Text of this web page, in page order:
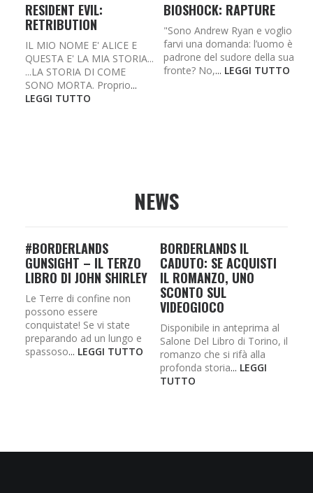
RESIDENT EVIL:
RETRIBUTION
IL MIO NOME E' ALICE E
QUESTA E' LA MIA STORIA...
...LA STORIA DI COME
SONO MORTA. Proprio...
LEGGI TUTTO
BIOSHOCK: RAPTURE
"Sono Andrew Ryan e voglio
farvi una domanda: l’uomo è
padrone del sudore della sua
fronte? No,... LEGGI TUTTO
NEWS
#BORDERLANDS
GUNSIGHT – IL TERZO
LIBRO DI JOHN SHIRLEY
Le Terre di confine non
possono essere
conquistate! Se vi state
preparando ad un lungo e
spassoso... LEGGI TUTTO
BORDERLANDS IL
CADUTO: SE ACQUISTI
IL ROMANZO, UNO
SCONTO SUL
VIDEOGIOCO
Disponibile in anteprima al
Salone Del Libro di Torino, il
romanzo che si rifà alla
profonda storia... LEGGI
TUTTO